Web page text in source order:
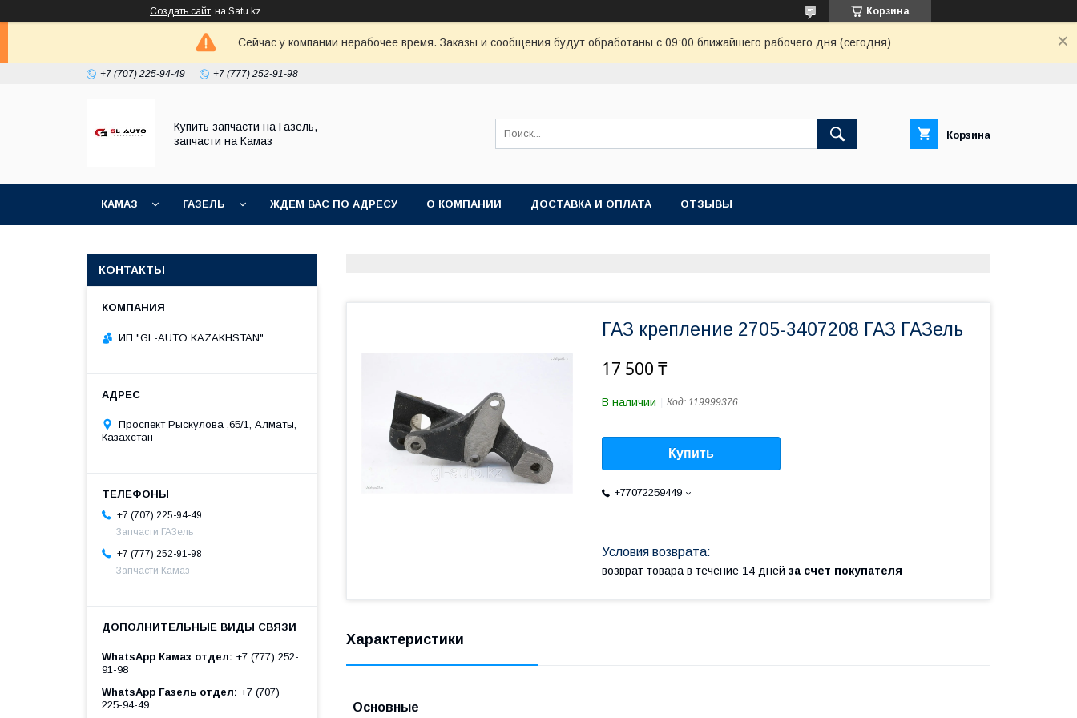
Создать сайт на Satu.kz Корзина
Сейчас у компании нерабочее время. Заказы и сообщения будут обработаны с 09:00 ближайшего рабочего дня (сегодня)
+7 (707) 225-94-49 +7 (777) 252-91-98
Купить запчасти на Газель,
запчасти на Камаз
Корзина
КАМАЗ ГАЗЕЛЬ ЖДЕМ ВАС ПО АДРЕСУ О КОМПАНИИ ДОСТАВКА И ОПЛАТА ОТЗЫВЫ
ГАЗ крепление 2705-3407208 ГАЗ ГАЗель
17 500 ₸
В наличии Код: 119999376
Купить
+77072259449
возврат товара в течение 14 дней за счет покупателя
Характеристики
Основные
КОНТАКТЫ
ИП "GL-AUTO KAZAKHSTAN"
Проспект Рыскулова ,65/1, Алматы,
Казахстан
+7 (707) 225-94-49
Запчасти ГАЗель
+7 (777) 252-91-98
Запчасти Камаз
WhatsApp Камаз отдел
+7 (777) 252-
91-98
WhatsApp Газель отдел
+7 (707)
225-94-49